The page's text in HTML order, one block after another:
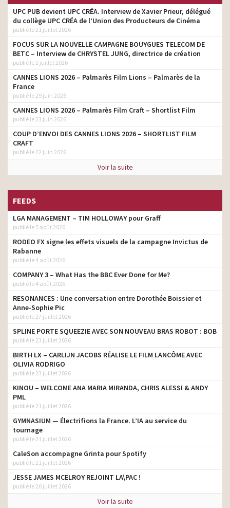
UPC PUB devient UPC CRÉA. Interview de Xavier Prieur, délégué
du collège UPC CRÉA de l’Union des Producteurs de Cinéma
publié le 21 juillet 2026
FOCUS SUR LA NOUVELLE CAMPAGNE BOUYGUES TELECOM DE
BETC – Interview de CHRYSTEL JUNG, directrice de création
publié le 2 juillet 2026
CANNES LIONS 2026 – Palmarès Film Lions – Palmarès de la
France
publié le 29 juin 2026
CANNES LIONS 2026 – Palmarès Film Craft – Shortlist Film
publié le 23 juin 2026
COUP D’ENVOI DES CANNES LIONS 2026 – SHORTLIST FILM
CRAFT
publié le 22 juin 2026
Voir la suite
FEEDS
LGA MANAGEMENT – TIM HOLLOWAY pour Graff
publié le 5 août 2026
RODEO FX signe les effets visuels de la campagne Invictus de
Rabanne
publié le 4 août 2026
COMPANY 3 – What Has the BBC Ever Done for Me?
publié le 4 août 2026
RESONANCES : Une conversation entre Dorothée Boissier et
Anne-Sophie Pic
publié le 27 juillet 2026
SPLINE PORTE SQUEEZIE AVEC SON NOUVEAU BRAS ROBOT : BOB
publié le 23 juillet 2026
BIRTH LX – CARLIJN JACOBS RÉALISE LE FILM LANCÔME AVEC
OLIVIA RODRIGO
publié le 23 juillet 2026
KINOU – WELCOME ANA MARIA MIRANDA, CHRIS ALESSI & ANDY
PML
publié le 21 juillet 2026
GYMNASIUM — Électrifions la France. L’IA au service du
tournage
publié le 21 juillet 2026
CaleSon accompagne Grinta pour Spotify
publié le 21 juillet 2026
JESSE JAMES MCELROY REJOINT LA\PAC !
publié le 20 juillet 2026
Voir la suite